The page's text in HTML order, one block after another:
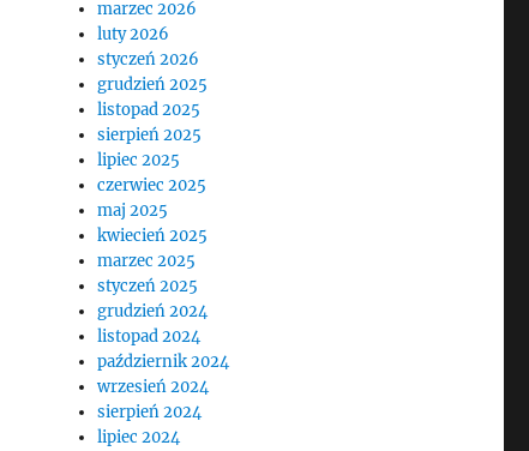
marzec 2026
luty 2026
styczeń 2026
grudzień 2025
listopad 2025
sierpień 2025
lipiec 2025
czerwiec 2025
maj 2025
kwiecień 2025
marzec 2025
styczeń 2025
grudzień 2024
listopad 2024
październik 2024
wrzesień 2024
sierpień 2024
lipiec 2024